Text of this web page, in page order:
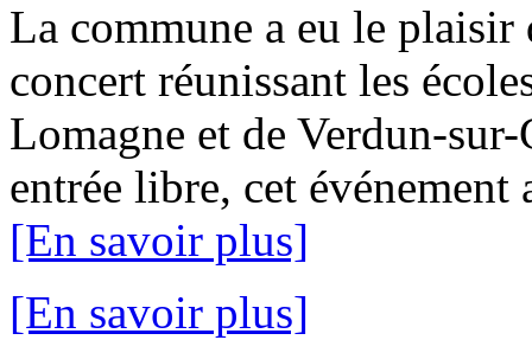
La commune a eu le
concert réunissant les
Lomagne et de Verdun-
entrée libre, cet événement
[En savoir plus]
[En savoir plus]